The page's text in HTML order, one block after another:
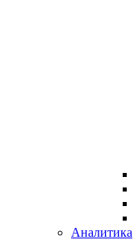
Аналитика